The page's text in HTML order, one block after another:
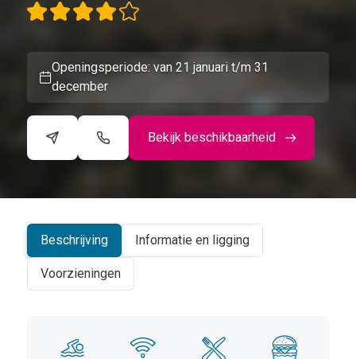
Openingsperiode: van 21 januari t/m 31
december
Bekijk beschikbaarheid
+
Beschrijving Informatie en ligging
Voorzieningen